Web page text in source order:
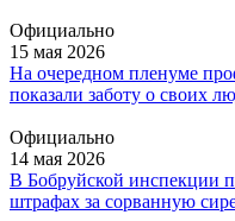
Официально
15 мая 2026
На очередном пленуме
показали заботу о своих
Официально
14 мая 2026
В Бобруйской инспекции
штрафах за сорванную